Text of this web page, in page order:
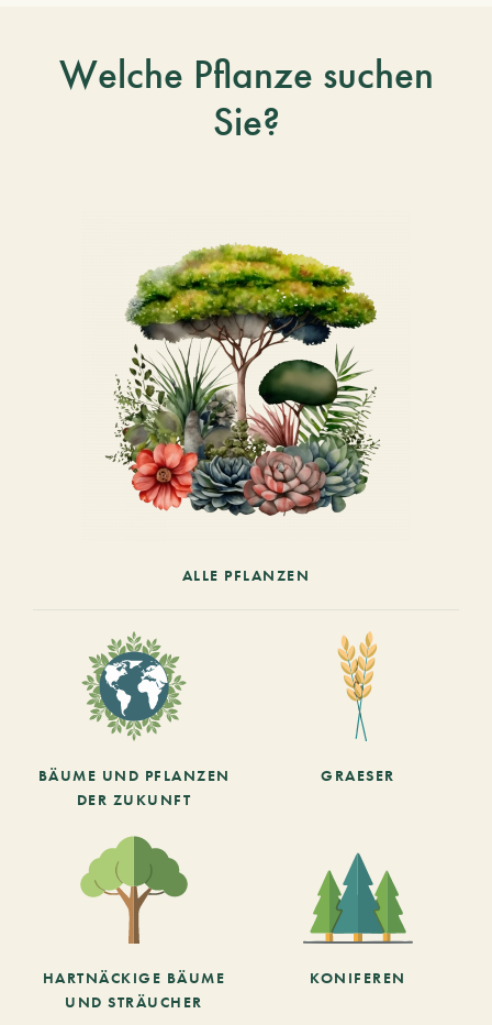
Welche Pflanze suchen
Sie?
ALLE PFLANZEN
BÄUME UND PFLANZEN
DER ZUKUNFT
GRAESER
HARTNÄCKIGE BÄUME
UND STRÄUCHER
KONIFEREN